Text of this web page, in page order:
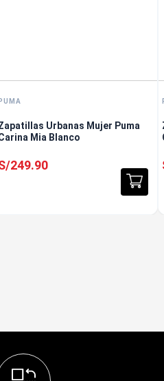
PUMA
Urbanas Mujer Puma
Mia Blanco
249.90